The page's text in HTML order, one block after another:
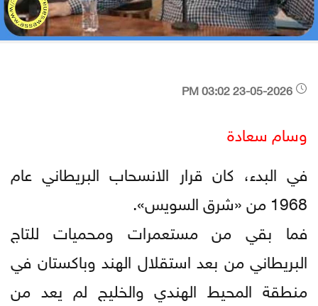
وسام سعادة
في البدء، كان قرار الانسحاب البريطاني عام
1968 من «شرق السويس».
فما بقي من مستعمرات ومحميات للتاج
البريطاني من بعد استقلال الهند وباكستان في
منطقة المحيط الهندي والخليج لم يعد من